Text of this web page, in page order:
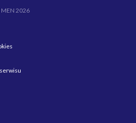
2026